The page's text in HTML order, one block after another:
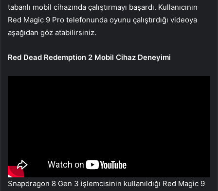
tabanlı mobil cihazında çalıştırmayı başardı. Kullanıcının
Red Magic 9 Pro telefonunda oyunu çalıştırdığı videoya
aşağıdan göz atabilirsiniz.
Red Dead Redemption 2 Mobil Cihaz Deneyimi
Snapdragon 8 Gen 3 işlemcisinin kullanıldığı Red Magic 9